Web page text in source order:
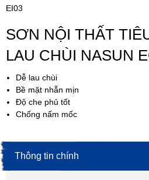
EI03
SƠN NỘI THẤT
LAU CHÙI NASUN
Dễ lau chùi
Bề mặt nhẵn mịn
Độ che phủ tốt
Chống nấm mốc
Thông tin chính